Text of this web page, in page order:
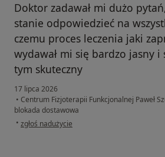
Doktor zadawał mi dużo
stanie odpowiedzieć na
czemu proces leczenia jaki
wydawał mi się bardzo jasny i
tym skuteczny
17 lipca 2026
• Centrum Fizjoterapii Funkcjonalnej Paweł
blokada dostawowa
• w opinii użytkownika M.A
zgłoś nadużycie